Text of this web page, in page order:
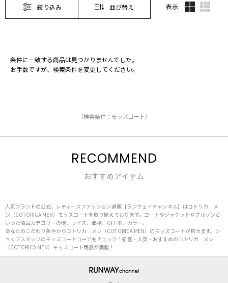
絞り込み 並び替え 表示
条件に一致する商品は見つかりませんでした。
お手数ですが、検索条件を変更してください。
（検索条件：モッズコート）
RECOMMEND
おすすめアイテム
人気ブランドの公式、レディースファッション通販【ランウェイチャンネル】はコトリカ メ
ン（COTORICA MEN）モッズコートを取り揃えております。コートやジャケットやブルゾンと
いった商品カテゴリーの他、サイズ、価格、OFF率、カラー、
あなたのこだわり条件からコトリカ メン（COTORICA MEN）のモッズコートが探せます。シ
ョップスタッフのモッズコートコーデもチェック！新着・人気・おすすめのコトリカ メン
（COTORICA MEN）モッズコート商品が満載！